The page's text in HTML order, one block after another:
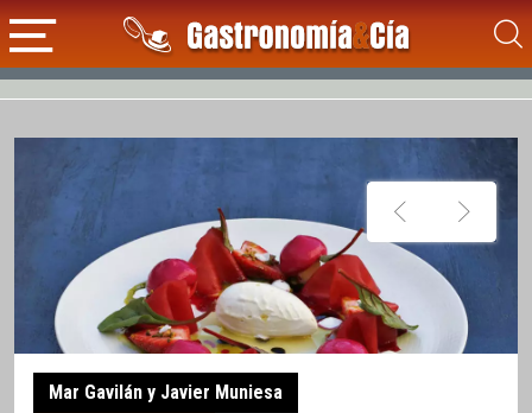
Mar Gavilán y Javier Muniesa